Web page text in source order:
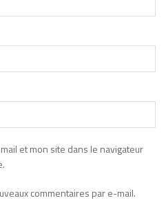
et mon site dans le navigateur
commentaires par e-mail.